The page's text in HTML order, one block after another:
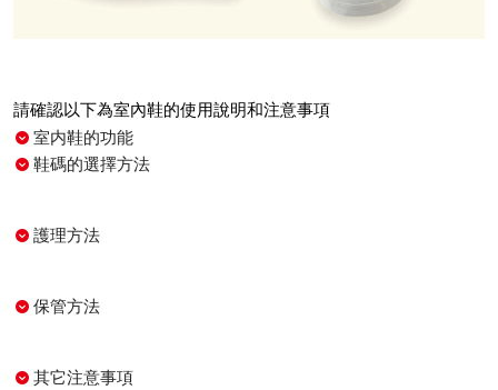
請確認以下為室內鞋的使用說明和注意事項
室内鞋的功能
鞋碼的選擇方法
護理方法
保管方法
其它注意事項